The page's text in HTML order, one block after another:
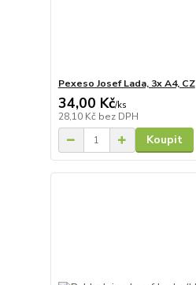
Pexeso Josef Lada, 3x A4, CZ
34,00 Kč/ks
28,10 Kč bez DPH
Koupit